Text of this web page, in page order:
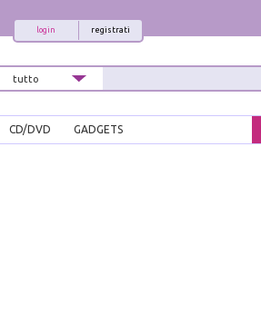
registrati
login
CD/DVD GADGETS